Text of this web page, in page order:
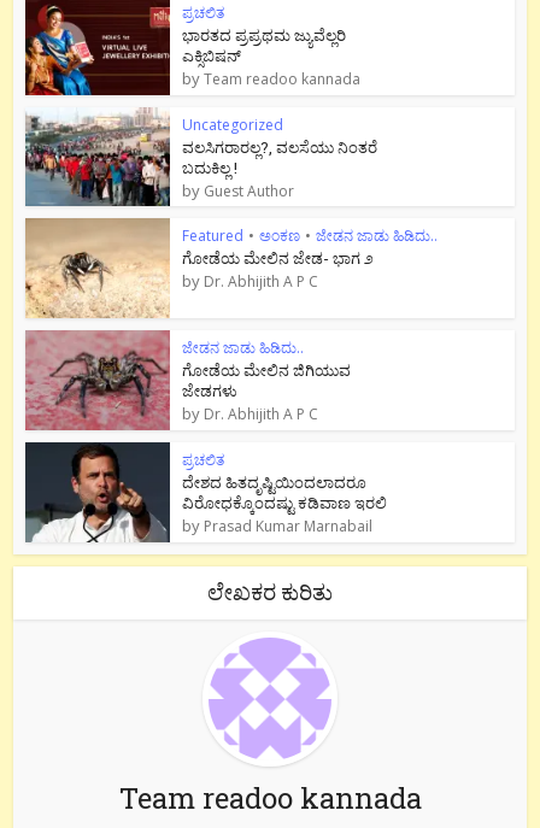
ಪ್ರಚಲಿತ
ಭಾರತದ ಪ್ರಪ್ರಥಮ ಜ್ಯುವೆಲ್ಲರಿ
ಎಕ್ಸಿಬಿಷನ್
byTeam readoo kannada
Uncategorized
ವಲಸಿಗರಾರಲ್ಲ?, ವಲಸೆಯು ನಿಂತರೆ
ಬದುಕಿಲ್ಲ !
by Guest Author
Featured • ಅಂಕಣ • ಜೇಡನ ಜಾಡು ಹಿಡಿದು..
ಗೋಡೆಯ ಮೇಲಿನ ಜೇಡ- ಭಾಗ ೨
by Dr. Abhijith A P C
ಜೇಡನ ಜಾಡು ಹಿಡಿದು..
ಗೋಡೆಯ ಮೇಲಿನ ಜಿಗಿಯುವ
ಜೇಡಗಳು
by Dr. Abhijith A P C
ಪ್ರಚಲಿತ
ದೇಶದ ಹಿತದೃಷ್ಟಿಯಿಂದಲಾದರೂ
ವಿರೋಧಕ್ಕೊಂದಷ್ಟು ಕಡಿವಾಣ ಇರಲಿ
by Prasad Kumar Marnabail
ಲೇಖಕರ ಕುರಿತು
Team readoo kannada